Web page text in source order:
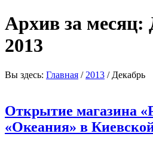
Архив за месяц:
2013
Вы здесь: Главная / 2013 / Декабрь
Открытие магазина
«Океания» в